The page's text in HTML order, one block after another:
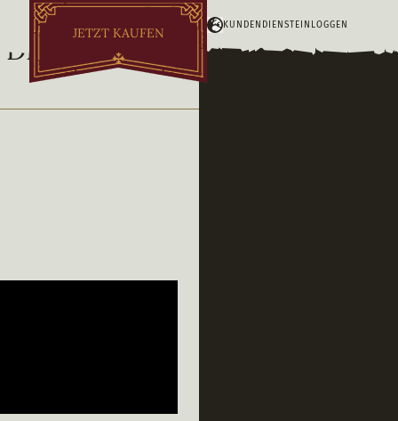
JETZT KAUFEN KUNDENDIENST EINLOGGEN